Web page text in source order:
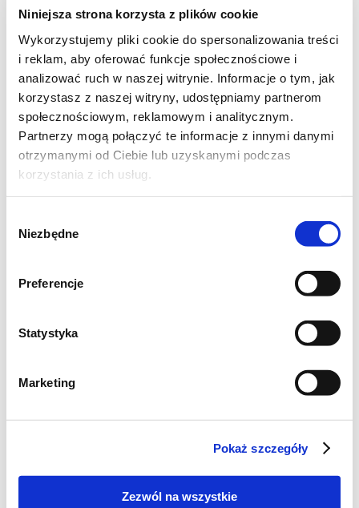
Niniejsza strona korzysta z plików cookie
Wykorzystujemy pliki cookie do spersonalizowania treści
i reklam, aby oferować funkcje społecznościowe i
analizować ruch w naszej witrynie. Informacje o tym, jak
korzystasz z naszej witryny, udostępniamy partnerom
społecznościowym, reklamowym i analitycznym.
Partnerzy mogą połączyć te informacje z innymi danymi
otrzymanymi od Ciebie lub uzyskanymi podczas
korzystania z ich usług.
zgody
Niezbędne
Preferencje
Statystyka
Marketing
Pokaż szczegóły
Zezwól na wszystkie
- 3 jajka
- 150 g cukru pudru